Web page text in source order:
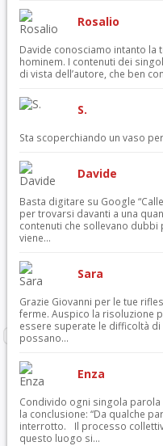
Rosalio
Davide conosciamo intanto la
hominem. I contenuti dei
di vista dell’autore, che ben
S.
Sta scoperchiando un vaso
Davide
Basta digitare su Google
per trovarsi davanti a una
contenuti che sollevano
viene...
Sara
Grazie Giovanni per le tue
ferme. Auspico la risoluzione
essere superate le difficoltà
possano...
Enza
Condivido ogni singola
la conclusione: “Da qualche
interrotto. Il processo
questo luogo si...